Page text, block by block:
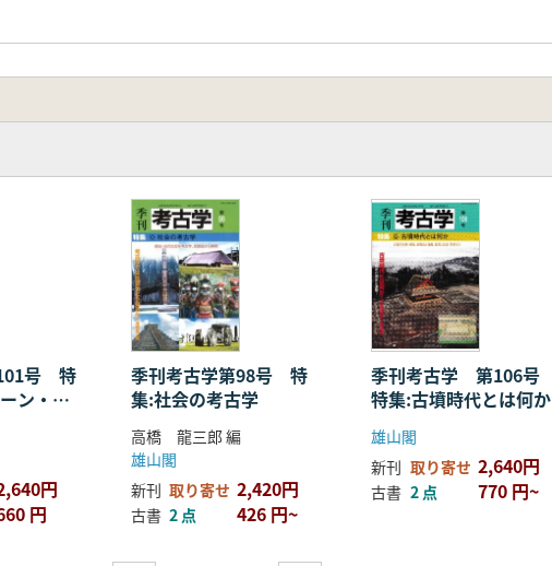
号 特
ン・サ
円
円
季刊考古学第98号 特
集:社会の考古学
高橋 龍三郎 編
雄山閣
新刊 取り寄せ 2,420円
古書 2 点 426 円~
季刊考古学 第106号
特集:古墳時代とは何か
雄山閣
新刊 取り寄せ 2,640円
古書 2 点 770 円~